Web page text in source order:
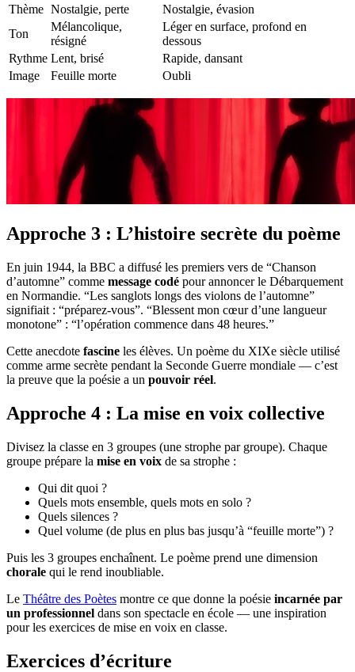
Thème Nostalgie, perte
Nostalgie, évasion
Ton
Mélancolique,
résigné
Léger en surface, profond en
dessous
Rythme Lent, brisé
Rapide, dansant
Image
Feuille morte Oubli
Approche 3 : L’histoire secrète du poème
En juin 1944, la BBC a diffusé les premiers vers de “Chanson
d’automne” comme message codé pour annoncer le Débarquement
en Normandie. “Les sanglots longs des violons de l’automne”
signifiait : “préparez-vous”. “Blessent mon cœur d’une langueur
monotone” : “l’opération commence dans 48 heures.”
Cette anecdote fascine les élèves. Un poème du XIXe siècle utilisé
comme arme secrète pendant la Seconde Guerre mondiale — c’est
la preuve que la poésie a un pouvoir réel.
Approche 4 : La mise en voix collective
Divisez la classe en 3 groupes (une strophe par groupe). Chaque
groupe prépare la mise en voix de sa strophe :
Qui dit quoi ?
Quels mots ensemble, quels mots en solo ?
Quels silences ?
Quel volume (de plus en plus bas jusqu’à “feuille morte”) ?
Puis les 3 groupes enchaînent. Le poème prend une dimension
chorale qui le rend inoubliable.
Le Théâtre des Poètes montre ce que donne la poésie incarnée par
un professionnel dans son spectacle en école — une inspiration
pour les exercices de mise en voix en classe.
Exercices d’écriture